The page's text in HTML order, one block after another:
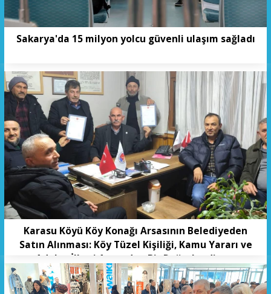
Sakarya'da 15 milyon yolcu güvenli ulaşım sağladı
Karasu Köyü Köy Konağı Arsasının Belediyeden
Satın Alınması: Köy Tüzel Kişiliği, Kamu Yararı ve
Adalet İlkesi Açısından Bir Değerlendirme